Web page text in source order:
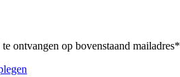
ontvangen op bovenstaand mailadres*